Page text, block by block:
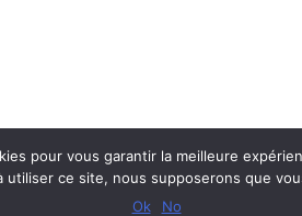
pour vous garantir la meilleure
utiliser ce site, nous supposerons que
Ok
No